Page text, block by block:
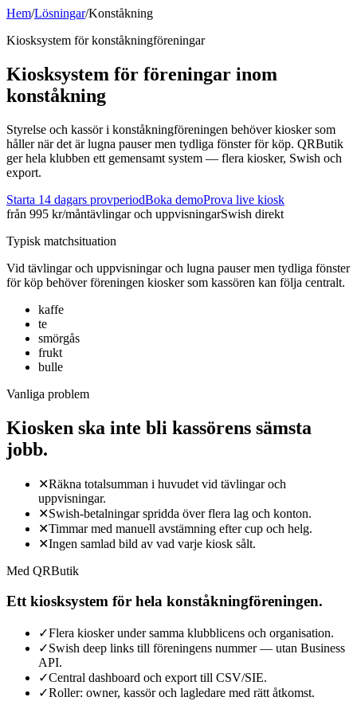
Hem/Lösningar/Konståkning
Kiosksystem förkonståkningföreningar
Kiosksystem för föreningar inom
konståkning
Styrelse och kassör i konståkningföreningen behöver kiosker som
håller när det är lugna pauser men tydliga fönster för köp. QRButik
ger hela klubben ett gemensamt system — flera kiosker, Swish och
export.
Starta 14 dagars provperiodBoka demoProva live kiosk
från 995 kr/måntävlingar och uppvisningarSwish direkt
Typisk matchsituation
Vid tävlingar och uppvisningaroch lugna pauser men tydliga fönster
för köp behöver föreningen kiosker som kassören kan följa centralt.
kaffe
te
smörgås
frukt
bulle
Vanliga problem
Kiosken ska inte bli kassörens sämsta
jobb.
✕Räkna totalsumman i huvudet vid tävlingar och
uppvisningar.
✕Swish-betalningar spridda över flera lag och konton.
✕Timmar med manuell avstämning efter cup och helg.
✕Ingen samlad bild av vad varje kiosk sålt.
Med QRButik
Ett kiosksystem för hela konståkningföreningen.
✓Flera kiosker under samma klubblicens och organisation.
✓Swish deep links till föreningens nummer — utan Business
API.
✓Central dashboard och export till CSV/SIE.
✓Roller: owner, kassör och lagledare med rätt åtkomst.